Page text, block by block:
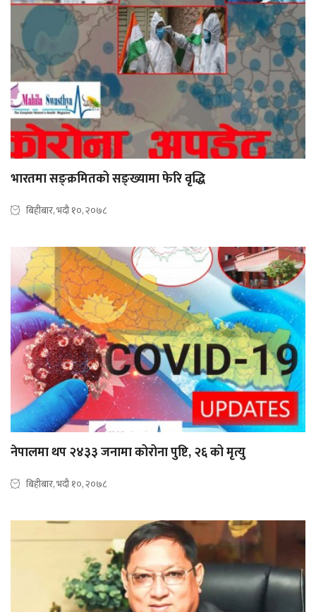
भारतमा सङ्क्रमितको सङ्ख्यामा फेरि वृद्धि
बिहीबार, भदौ १०, २०७८
नेपालमा थप २४३३ जनामा कोरोना पुष्टि, २६ को मृत्यु
बिहीबार, भदौ १०, २०७८